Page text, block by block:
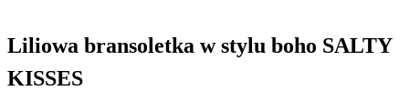
Liliowa bransoletka w stylu boho SALTY
KISSES